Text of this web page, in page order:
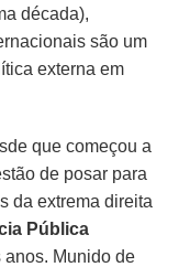
década),
são um
externa em
que começou a
de posar para
da extrema direita
Pública
Munido de